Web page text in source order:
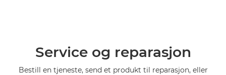
Service og reparasjon
Bestill en tjeneste, send et produkt til reparasjon, eller